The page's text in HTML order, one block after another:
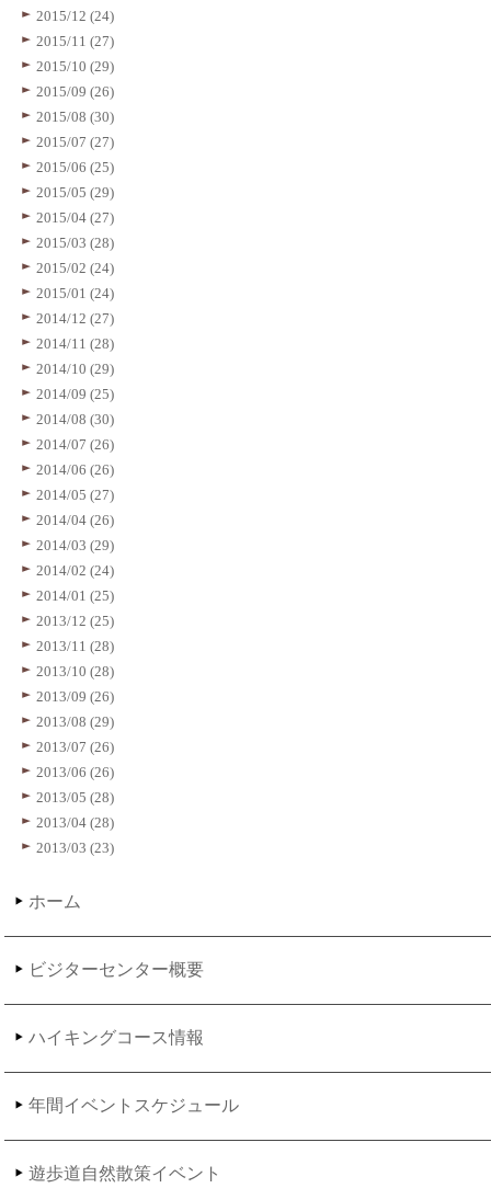
2015/12 (24)
2015/11 (27)
2015/10 (29)
2015/09 (26)
2015/08 (30)
2015/07 (27)
2015/06 (25)
2015/05 (29)
2015/04 (27)
2015/03 (28)
2015/02 (24)
2015/01 (24)
2014/12 (27)
2014/11 (28)
2014/10 (29)
2014/09 (25)
2014/08 (30)
2014/07 (26)
2014/06 (26)
2014/05 (27)
2014/04 (26)
2014/03 (29)
2014/02 (24)
2014/01 (25)
2013/12 (25)
2013/11 (28)
2013/10 (28)
2013/09 (26)
2013/08 (29)
2013/07 (26)
2013/06 (26)
2013/05 (28)
2013/04 (28)
2013/03 (23)
ホーム
ビジターセンター概要
ハイキングコース情報
年間イベントスケジュール
遊歩道自然散策イベント